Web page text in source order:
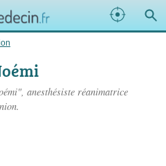
anesthésiste réanimatrice